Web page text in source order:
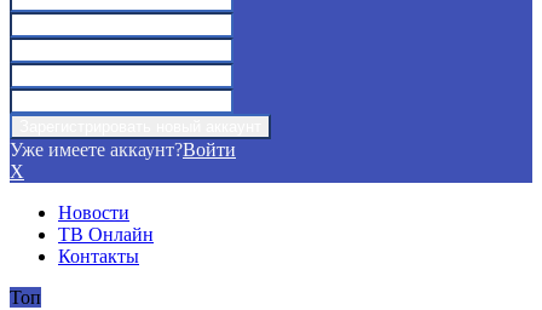
Уже имеете аккаунт?Войти
X
Новости
ТВ Онлайн
Контакты
Топ